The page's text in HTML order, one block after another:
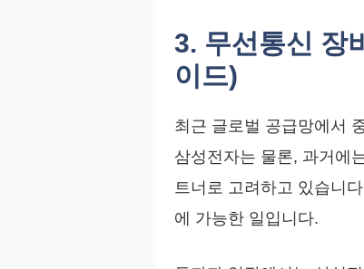
3. 무선통신 장
이드)
최근 글로벌 공급망에서
삼성전자는 물론, 과거에
트너로 고려하고 있습니
에 가능한 일입니다.